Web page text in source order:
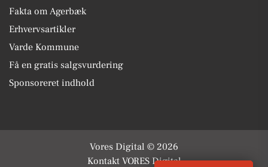
Fakta om Agerbæk
Erhvervsartikler
Varde Kommune
Få en gratis salgsvurdering
Sponsoreret indhold
Vores Digital © 2026
Kontakt VORES Digital